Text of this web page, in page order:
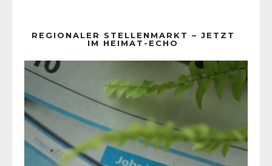
REGIONALER STELLENMARKT – JETZT
IM HEIMAT-ECHO
Player